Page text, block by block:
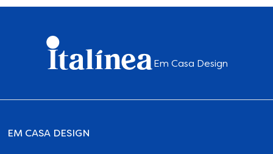
Em Casa Design
EM CASA DESIGN